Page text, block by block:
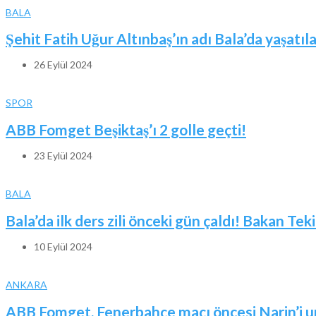
BALA
Şehit Fatih Uğur Altınbaş’ın adı Bala’da
26 Eylül 2024
SPOR
ABB Fomget Beşiktaş’ı 2 golle geçti!
23 Eylül 2024
BALA
Bala’da ilk ders zili önceki gün çaldı! Bakan
10 Eylül 2024
ANKARA
ABB Fomget, Fenerbahçe maçı öncesi Narin’i